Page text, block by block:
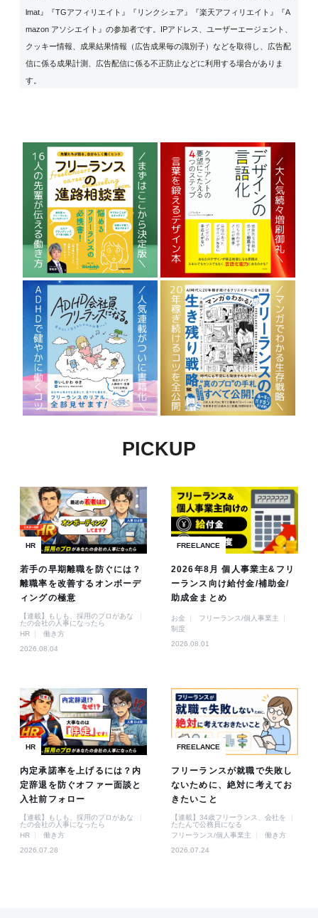
lmat』『TGアフィリエイト』『リンクシェア』『楽天アフィリエイト』『A
mazon アソシエイト』の参加者です。IPアドレス、ユーザーエージェント、
クッキー情報、成果結果情報（広告成果毎の識別子）などを取得し、広告配
信に係る成果計測、広告配信に係る不正防止などに利用する場合がありま
す。
PICKUP
HR
若手の早期離職を防ぐには？
離職率を改善するオンボーデ
ィングの極意
【連載】もしも、採用のプロがあな
たの会社の人事になったら
HR
働き方
2026.08.04
FREELANCE
2026年8月 個人事業主&フリ
ーランス向け給付金/補助金/
助成金まとめ
お金
フリーランス/個人事業主
制度
2026.08.01
HR
内定承諾率を上げるには？内
定辞退を防ぐオファー面談と
入社前フォロー
【連載】もしも、採用のプロがあな
たの会社の人事になったら
HR
働き方
2026.07.28
FREELANCE
フリーランスが就職で失敗し
ないために、絶対に考えてお
きたいこと
【連載】34歳フリーランス、会社を
たたんで公務員になる
フリーランス/個人事業主
働き方
2026.07.24